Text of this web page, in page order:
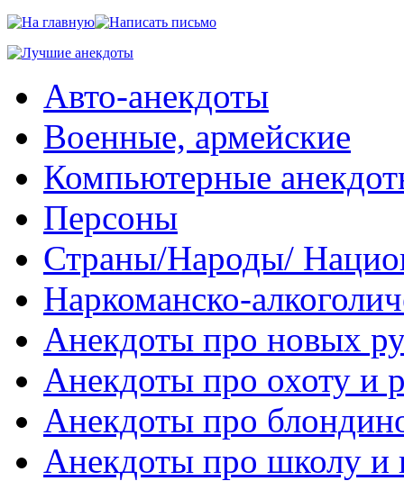
Авто-анекдоты
Военные, армейские
Компьютерные
Персоны
Страны/Народы/
Наркоманско-
Анекдоты про новых
Анекдоты про охоту и
Анекдоты про
Анекдоты про школу и